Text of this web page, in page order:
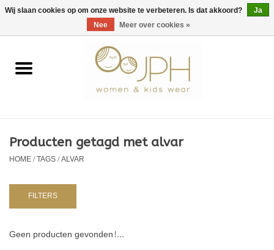
EUR/GBP/USD 0 Artikelen - €0,00
Home
Kids
NURSERY / TABLEWARE
Producten getagd met alvar
HOME/TAGS/ALVAR
FILTERS
Geen producten gevonden!...
Wij slaan cookies op om onze website te verbeteren. Is dat akkoord?
Ja
Nee
Meer over cookies »